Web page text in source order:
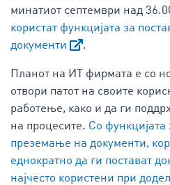
минатиот септември над
користат функцијата за
документи
.
Планот на ИТ фирмата е со
отвори патот на своите
работење, како и да ги
на процесите. Со функцијата
преземање на документи,
еднократно да ги постават
најчесто користени при